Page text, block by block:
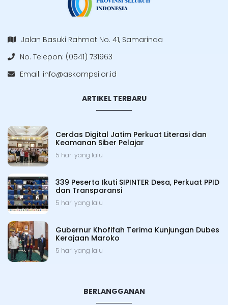
Jalan Basuki Rahmat No. 41, Samarinda
No. Telepon: (0541) 731963
Email: info@askompsi.or.id
ARTIKEL TERBARU
Cerdas Digital Jatim Perkuat Literasi dan
Keamanan Siber Pelajar
5 hari yang lalu
339 Peserta Ikuti SIPINTER Desa, Perkuat PPID
dan Transparansi
5 hari yang lalu
Gubernur Khofifah Terima Kunjungan Dubes
Kerajaan Maroko
5 hari yang lalu
BERLANGGANAN